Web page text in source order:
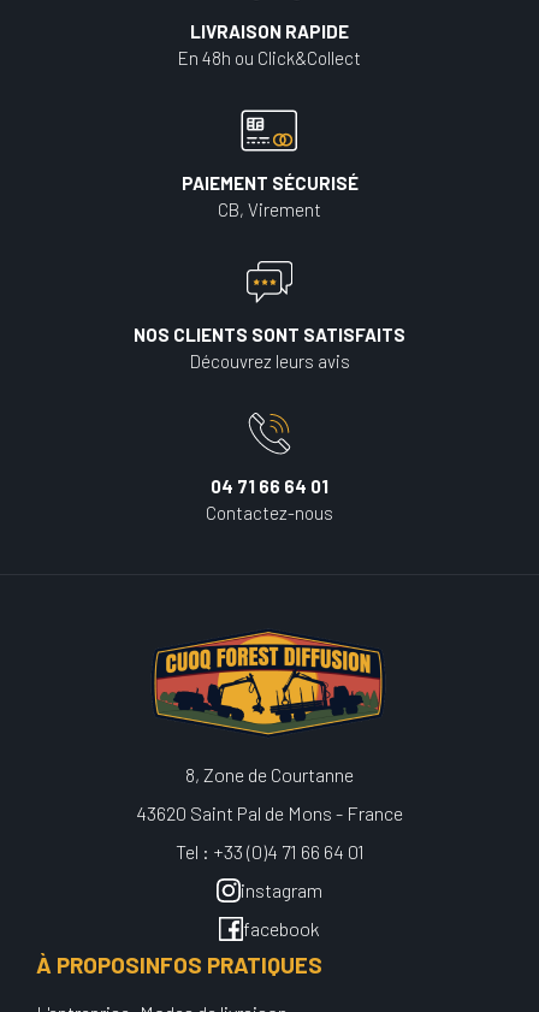
LIVRAISON RAPIDE
En 48h ou Click&Collect
PAIEMENT SÉCURISÉ
CB, Virement
NOS CLIENTS SONT SATISFAITS
Découvrez leurs avis
04 71 66 64 01
Contactez-nous
8, Zone de Courtanne
43620 Saint Pal de Mons - France
Tel : +33 (0)4 71 66 64 01
instagram
facebook
À PROPOSINFOS PRATIQUES